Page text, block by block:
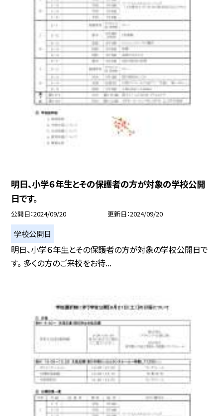
明日、小学６年生とその保護者の方が対象の学校公開
日です。
公開日 2024/09/20 更新日 2024/09/20
学校公開日
明日、小学６年生とその保護者の方が対象の学校公開日で
す。 多くの方のご来校をお待...